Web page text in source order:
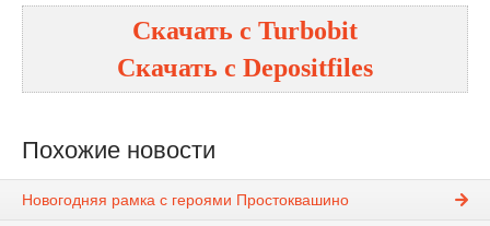
Скачать с Turbobit
Скачать с Depositfiles
Похожие новости
Новогодняя рамка с героями Простоквашино